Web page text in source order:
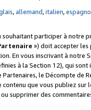
,allemand,italien,
participer à notre
») doit accepter les
En vous inscrivant à notre
à la Section 12), qui
Partenaires, le Décompte de
contenu que vous publiez
supprimer des